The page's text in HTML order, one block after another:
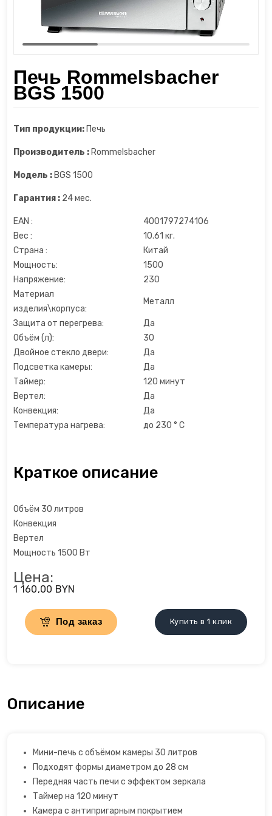
Печь Rommelsbacher
BGS 1500
Тип продукции: Печь
Производитель : Rommelsbacher
Модель : BGS 1500
Гарантия : 24 мес.
EAN :
4001797274106
Вес :
10.61 кг.
Страна :
Китай
Мощность:
1500
Напряжение:
230
Материал
изделия\корпуса:
Металл
Защита от перегрева:
Да
Объём (л):
30
Двойное стекло двери:
Да
Подсветка камеры:
Да
Таймер:
120 минут
Вертел:
Да
Конвекция:
Да
Температура нагрева:
до 230 ° C
Краткое описание
Объём 30 литров
Конвекция
Вертел
Мощность 1500 Вт
Цена:
1 160,00 BYN
Под заказ Купить в 1 клик
Описание
Мини-печь с объёмом камеры 30 литров
Подходят формы диаметром до 28 см
Передняя часть печи с эффектом зеркала
Таймер на 120 минут
Камера с антипригарным покрытием
Шкаф для сухого вызревания мяса
Шкафы для сигар
Диспенсеры
Измельчители
Йогуртницы
Кофемолки
Кухонные комбайны
Льдогенераторы
Маслопресс
Микроволновые печи
Миксеры
Мороженицы
Мультиварки
Настольные плиты
Пеновзбиватели
Перколяторы
Рисоварки, пароварки
Пароочистители
Пылесосы
Увлажнители воздуха